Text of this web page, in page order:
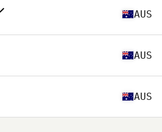
AUS
AUS
AUS